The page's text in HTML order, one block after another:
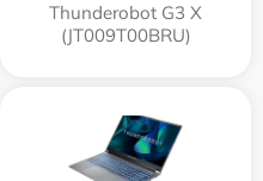
Thunderobot G3 X
(JT009T00BRU)